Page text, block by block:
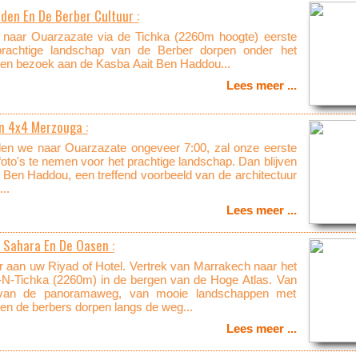
En De Berber Cultuur :
Ouarzazate via de Tichka (2260m hoogte) eerste
landschap van de Berber dorpen onder het
bezoek aan de Kasba Aait Ben Haddou...
Lees meer ...
4x4 Merzouga :
we naar Ouarzazate ongeveer 7:00, zal onze eerste
te nemen voor het prachtige landschap. Dan blijven
Haddou, een treffend voorbeeld van de architectuur
Lees meer ...
En De Oasen :
uw Riyad of Hotel. Vertrek van Marrakech naar het
Tichka (2260m) in de bergen van de Hoge Atlas. Van
de panoramaweg, van mooie landschappen met
de berbers dorpen langs de weg...
Lees meer ...